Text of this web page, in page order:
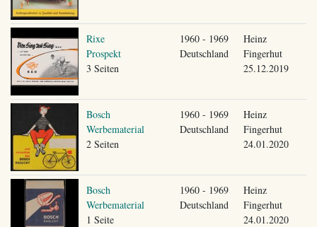
Rixe
Prospekt
3 Seiten
1960 - 1969
Deutschland
Heinz
Fingerhut
25.12.2019
Bosch
Werbematerial
2 Seiten
1960 - 1969
Deutschland
Heinz
Fingerhut
24.01.2020
Bosch
Werbematerial
1 Seite
1960 - 1969
Deutschland
Heinz
Fingerhut
24.01.2020